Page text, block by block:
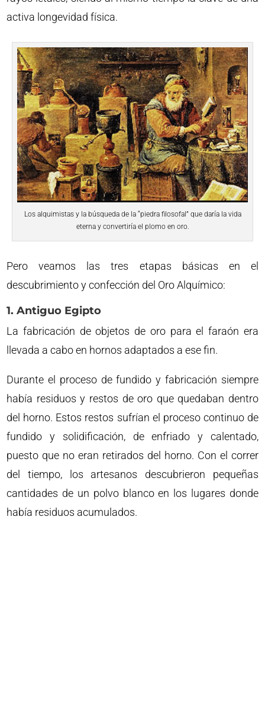
activa longevidad física.
Los alquimistas y la búsqueda de la “piedra filosofal” que daría la vida
eterna y convertiría el plomo en oro.
Pero veamos las tres etapas básicas en el
descubrimiento y confección del Oro Alquímico:
1. Antiguo Egipto
La fabricación de objetos de oro para el faraón era
llevada a cabo en hornos adaptados a ese fin.
Durante el proceso de fundido y fabricación siempre
había residuos y restos de oro que quedaban dentro
del horno. Estos restos sufrían el proceso continuo de
fundido y solidificación, de enfriado y calentado,
puesto que no eran retirados del horno. Con el correr
del tiempo, los artesanos descubrieron pequeñas
cantidades de un polvo blanco en los lugares donde
había residuos acumulados.